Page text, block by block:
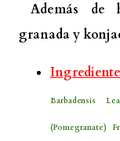
Además de
granada y
Barbadensis
(Pomegranate)